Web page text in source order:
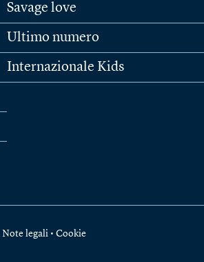
Savage love
Ultimo numero
Internazionale Kids
Note legali • Cookie